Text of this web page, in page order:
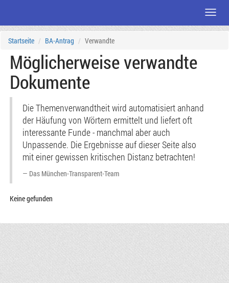
Seiteninhalt
Startseite BA-Antrag Verwandte
Möglicherweise verwandte
Dokumente
Die Themenverwandtheit wird automatisiert anhand
der Häufung von Wörtern ermittelt und liefert oft
interessante Funde - manchmal aber auch
Unpassende. Die Ergebnisse auf dieser Seite also
mit einer gewissen kritischen Distanz betrachten!
Das München-Transparent-Team
Keine gefunden